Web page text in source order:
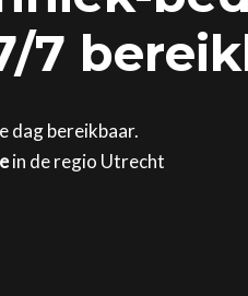
7
dag bereikbaar.
in de regio Utrecht